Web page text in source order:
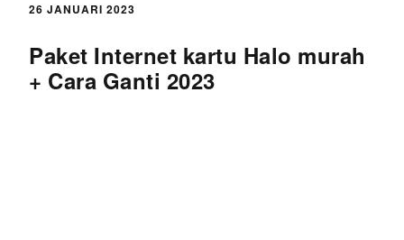
26 JANUARI 2023
Paket Internet kartu Halo murah
+ Cara Ganti 2023